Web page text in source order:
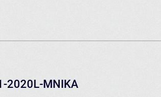
2020L-MNIKA